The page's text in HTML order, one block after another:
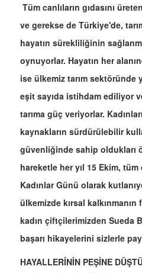
Tüm canlıların gıdasını
ve gerekse de Türkiye'de,
hayatın sürekliliğinin
oynuyorlar. Hayatın her
ise ülkemiz tarım sektöründe
eşit sayıda istihdam ediliyor
tarıma güç veriyorlar.
kaynakların sürdürülebilir
güvenliğinde sahip oldukları
hareketle her yıl 15 Ekim,
Kadınlar Günü olarak
ülkemizde kırsal
kadın çiftçilerimizden Sueda
başarı hikayelerini sizlerle
HAYALLERİNİN PEŞİNE